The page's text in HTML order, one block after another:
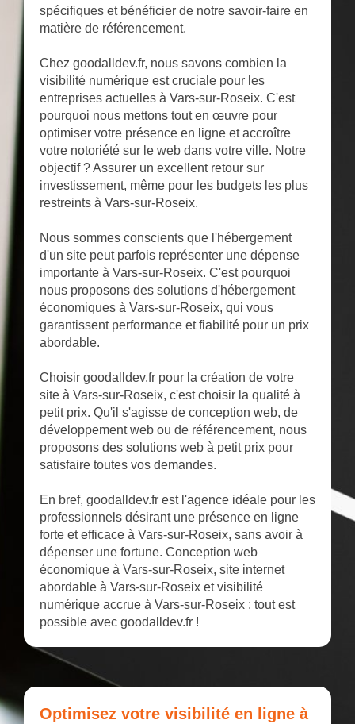
spécifiques et bénéficier de notre savoir-faire en
matière de référencement.
Chez goodalldev.fr, nous savons combien la
visibilité numérique est cruciale pour les
entreprises actuelles à Vars-sur-Roseix. C'est
pourquoi nous mettons tout en œuvre pour
optimiser votre présence en ligne et accroître
votre notoriété sur le web dans votre ville. Notre
objectif ? Assurer un excellent retour sur
investissement, même pour les budgets les plus
restreints à Vars-sur-Roseix.
Nous sommes conscients que l'hébergement
d'un site peut parfois représenter une dépense
importante à Vars-sur-Roseix. C'est pourquoi
nous proposons des solutions d'hébergement
économiques à Vars-sur-Roseix, qui vous
garantissent performance et fiabilité pour un prix
abordable.
Choisir goodalldev.fr pour la création de votre
site à Vars-sur-Roseix, c'est choisir la qualité à
petit prix. Qu'il s'agisse de conception web, de
développement web ou de référencement, nous
proposons des solutions web à petit prix pour
satisfaire toutes vos demandes.
En bref, goodalldev.fr est l'agence idéale pour les
professionnels désirant une présence en ligne
forte et efficace à Vars-sur-Roseix, sans avoir à
dépenser une fortune. Conception web
économique à Vars-sur-Roseix, site internet
abordable à Vars-sur-Roseix et visibilité
numérique accrue à Vars-sur-Roseix : tout est
possible avec goodalldev.fr !
Optimisez votre visibilité en ligne à